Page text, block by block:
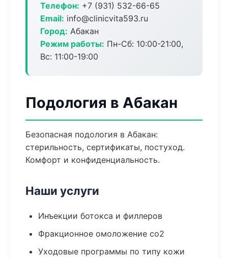
Телефон: +7 (931) 532-66-65
Email: info@clinicvita593.ru
Город: Абакан
Режим работы: Пн-Сб: 10:00-21:00,
Вс: 11:00-19:00
Подология в Абакан
Безопасная подология в Абакан:
стерильность, сертификаты, постуход.
Комфорт и конфиденциальность.
Наши услуги
Инъекции ботокса и филлеров
Фракционное омоложение co2
Уходовые программы по типу кожи